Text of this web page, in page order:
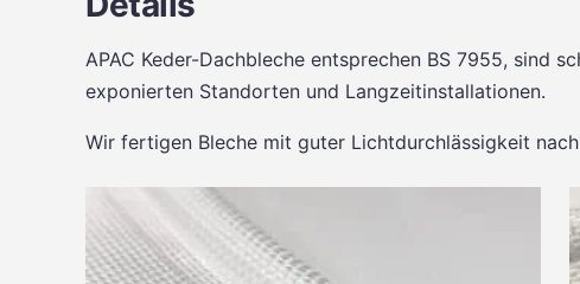
APAC Keder-Dachbleche entsprechen BS 7955, sind
exponierten Standorten und Langzeitinstallationen.
Wir fertigen Bleche mit guter Lichtdurchlässigkeit